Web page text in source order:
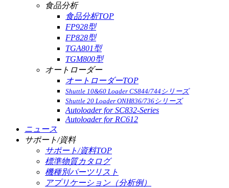
食品分析
食品分析TOP
FP928型
FP828型
TGA801型
TGM800型
オートローダー
オートローダーTOP
Shuttle 10&60 Loader CS844/744シリーズ
Shuttle 20 Loader ONH836/736シリーズ
Autoloader for SC832-Series
Autoloader for RC612
ニュース
サポート/資料
サポート/資料TOP
標準物質カタログ
機種別パーツリスト
アプリケーション（分析例）